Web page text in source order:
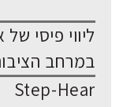
ליווי פיסי
במרחב
Step-Hear